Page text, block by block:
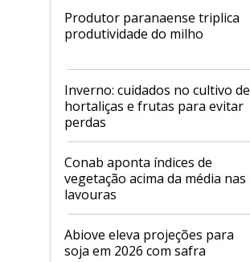
Produtor paranaense triplica
produtividade do milho
Inverno: cuidados no cultivo de
hortaliças e frutas para evitar
perdas
Conab aponta índices de
vegetação acima da média nas
lavouras
Abiove eleva projeções para
soja em 2026 com safra